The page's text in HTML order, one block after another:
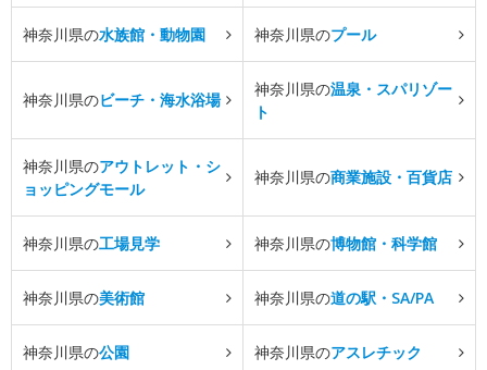
神奈川県の水族館・動物園 神奈川県のプール
神奈川県のビーチ・海水浴場
神奈川県の温泉・スパリゾー
ト
神奈川県のアウトレット・シ
ョッピングモール
神奈川県の商業施設・百貨店
神奈川県の工場見学 神奈川県の博物館・科学館
神奈川県の美術館 神奈川県の道の駅・SA/PA
神奈川県の公園 神奈川県のアスレチック